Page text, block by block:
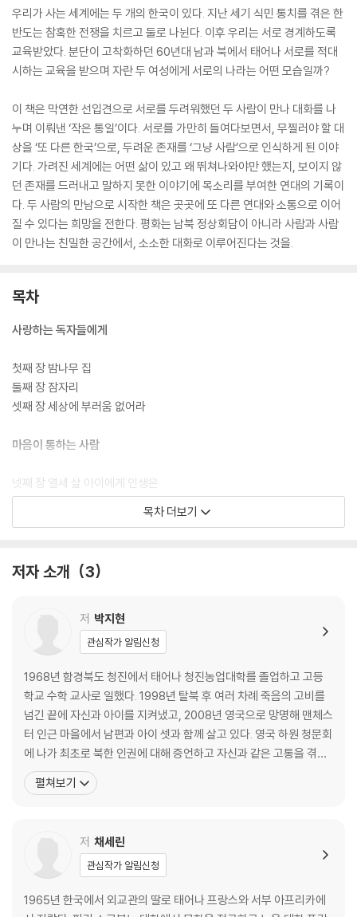
우리가 사는 세계에는 두 개의 한국이 있다. 지난 세기 식민 통치를 겪은 한
반도는 참혹한 전쟁을 치르고 둘로 나뉜다. 이후 우리는 서로 경계하도록
교육받았다. 분단이 고착화하던 60년대 남과 북에서 태어나 서로를 적대
시하는 교육을 받으며 자란 두 여성에게 서로의 나라는 어떤 모습일까?
이 책은 막연한 선입견으로 서로를 두려워했던 두 사람이 만나 대화를 나
누며 이뤄낸 ‘작은 통일’이다. 서로를 가만히 들여다보면서, 무찔러야 할 대
상을 ‘또 다른 한국’으로, 두려운 존재를 ‘그냥 사람’으로 인식하게 된 이야
기다. 가려진 세계에는 어떤 삶이 있고 왜 뛰쳐나와야만 했는지, 보이지 않
던 존재를 드러내고 말하지 못한 이야기에 목소리를 부여한 연대의 기록이
다. 두 사람의 만남으로 시작한 책은 곳곳에 또 다른 연대와 소통으로 이어
질 수 있다는 희망을 전한다. 평화는 남북 정상회담이 아니라 사람과 사람
이 만나는 친밀한 공간에서, 소소한 대화로 이루어진다는 것을.
목차
사랑하는 독자들에게
첫째 장 밤나무 집
둘째 장 잠자리
셋째 장 세상에 부러움 없어라
마음이 통하는 사람
넷째 장 열세 살 아이에게 인생은
다섯째 장 도망자 그리고 달걀 50알
여섯째 장 낮말은 새가 듣고……
여덟째 장 사흘 굶어 담 아니 넘을 놈 없다
아버지에게
아홉째 장 배신
열째 장 노예 생활
열한째 장 가장 잔인한 달 4월
열두째 장 아들과의 재회
그리고 삶은 계속된다
목차 더보기
저자 소개 3
저 박지현
관심작가 알림신청
1968년 함경북도 청진에서 태어나 청진농업대학를 졸업하고 고등
학교 수학 교사로 일했다. 1998년 탈북 후 여러 차례 죽음의 고비를
넘긴 끝에 자신과 아이를 지켜냈고, 2008년 영국으로 망명해 맨체스
터 인근 마을에서 남편과 아이 셋과 함께 살고 있다. 영국 하원 청문회
에 나가 최초로 북한 인권에 대해 증언하고 자신과 같은 고통을 겪는
여성들을 돕는 인권운동가로 활약 중이다. 2021 Geneva Summit
for Human Rights and Democracy 등 여러 행사에, 유럽 곳곳의
펼쳐보기
저 채세린
관심작가 알림신청
1965년 한국에서 외교관의 딸로 태어나 프랑스와 서부 아프리카에